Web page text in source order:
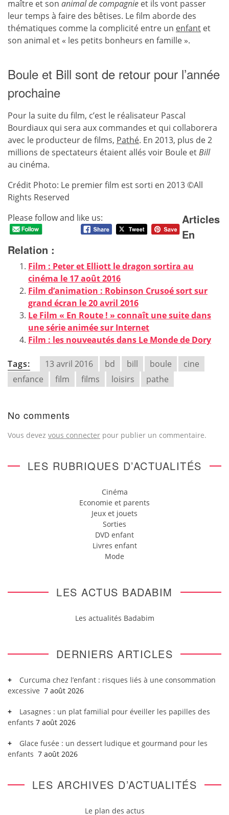
maître et son animal de compagnie et ils vont passer
leur temps à faire des bêtises. Le film aborde des
thématiques comme la complicité entre un enfant et
son animal et « les petits bonheurs en famille ».
Boule et Bill sont de retour pour l’année
prochaine
Pour la suite du film, c’est le réalisateur Pascal
Bourdiaux qui sera aux commandes et qui collaborera
avec le producteur de films, Pathé. En 2013, plus de 2
millions de spectateurs étaient allés voir Boule etBill
au cinéma.
Crédit Photo: Le premier film est sorti en 2013 ©All
Rights Reserved
Please follow and like us:
Articles
En
Relation :
Film : Peter et Elliott le dragon sortira au
cinéma le 17 août 2016
Film d’animation : Robinson Crusoé sort sur
grand écran le 20 avril 2016
Le Film « En Route ! » connaît une suite dans
une série animée sur Internet
Film : les nouveautés dans Le Monde de Dory
Tags: 13 avril 2016 bd bill boule
cine
enfance
film films loisirs pathe
No comments
Vous devez vous connecter pour publier un commentaire.
LES RUBRIQUES D’ACTUALITÉS
Cinéma
Economie et parents
Jeux et jouets
Sorties
DVD enfant
Livres enfant
Mode
LES ACTUS BADABIM
Les actualités Badabim
DERNIERS ARTICLES
Curcuma chez l’enfant : risques liés à une consommation
excessive 7 août 2026
Lasagnes : un plat familial pour éveiller les papilles des
enfants 7 août 2026
Glace fusée : un dessert ludique et gourmand pour les
enfants 7 août 2026
LES ARCHIVES D’ACTUALITÉS
Le plan des actus